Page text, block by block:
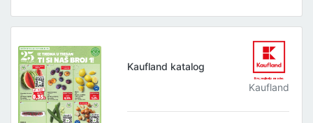
Kaufland katalog
Kaufland